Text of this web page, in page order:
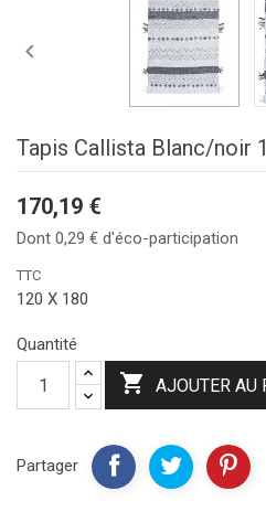

Tapis Callista Blanc/noir
170,19 €
Dont 0,29 € d'éco-participation
TTC
120 X 180
Quantité
 AJOUTER AU
Partager